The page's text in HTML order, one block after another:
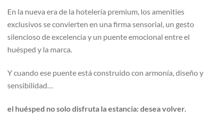
En la nueva era de la hotelería premium, los amenities
exclusivos se convierten en una firma sensorial, un gesto
silencioso de excelencia y un puente emocional entre el
huésped y la marca.
Y cuando ese puente está construido con armonía, diseño y
sensibilidad…
el huésped no solo disfruta la estancia: desea volver.